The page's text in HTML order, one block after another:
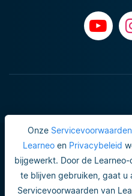
Onze Servicevoorwaarden,
Learneoen Privacybeleid
bijgewerkt. Door de
te blijven gebruiken, gaat
Servicevoorwaarden van